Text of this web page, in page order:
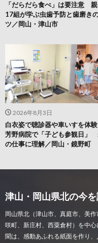
2026年8月3日
白衣姿で聴診器や車いすを体
芳野病院で「子ども参観日」
の仕事に理解／岡山・鏡野町
「だらだら食べ」は要注意
17組が学ぶ虫歯予防と歯磨き
ツ／岡山・津山市
津山・岡山県北の今
岡山県北（津山市、真庭市、美
咲町、新庄村、西粟倉村）を中
聞は、感動あふれる紙面を作り